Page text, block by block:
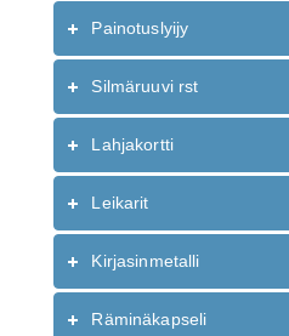
Painotuslyijy
Silmäruuvi rst
Lahjakortti
Leikarit
Kirjasinmetalli
Räminäkapseli